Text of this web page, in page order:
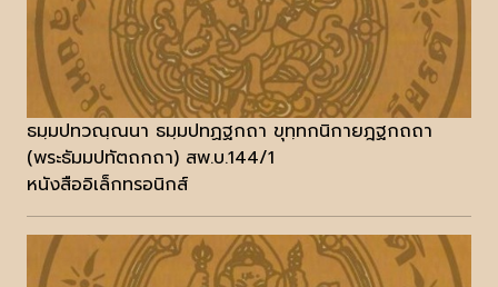
ธมฺมปทวณฺณนา ธมฺมปทฏฐกถา ขุทฺทกนิกายฎฐกถถา
(พระธัมมปทัตถกถา) สพ.บ.144/1
หนังสืออิเล็กทรอนิกส์